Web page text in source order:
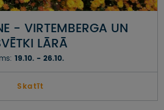
- VIRTEMBERGA UN
LĀRĀ
19.10. - 26.10.
Skatīt